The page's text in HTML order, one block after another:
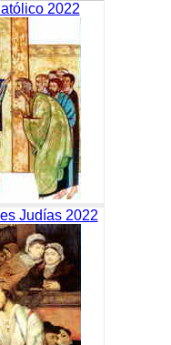
2022
Judías 2022